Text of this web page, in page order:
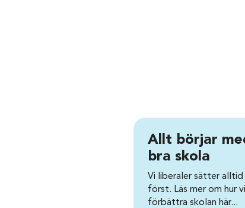
Allt börjar
bra skola
Vi liberaler sätter alltid
först. Läs mer om hur vi
förbättra skolan här...